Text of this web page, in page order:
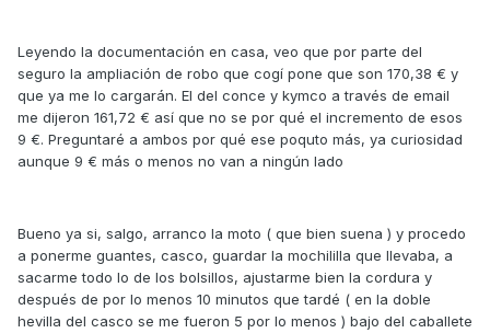
Leyendo la documentación en casa, veo que por parte del
seguro la ampliación de robo que cogí pone que son 170,38 € y
que ya me lo cargarán. El del conce y kymco a través de email
me dijeron 161,72 € así que no se por qué el incremento de esos
9 €. Preguntaré a ambos por qué ese poquto más, ya curiosidad
aunque 9 € más o menos no van a ningún lado
Bueno ya si, salgo, arranco la moto ( que bien suena ) y procedo
a ponerme guantes, casco, guardar la mochililla que llevaba, a
sacarme todo lo de los bolsillos, ajustarme bien la cordura y
después de por lo menos 10 minutos que tardé ( en la doble
hevilla del casco se me fueron 5 por lo menos ) bajo del caballete